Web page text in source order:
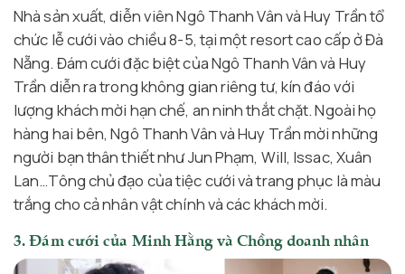
Nhà sản xuất, diễn viên Ngô Thanh Vân và Huy Trần tổ
chức lễ cưới vào chiều 8-5, tại một resort cao cấp ở Đà
Nẵng. Đám cưới đặc biệt của Ngô Thanh Vân và Huy
Trần diễn ra trong không gian riêng tư, kín đáo với
lượng khách mời hạn chế, an ninh thắt chặt. Ngoài họ
hàng hai bên, Ngô Thanh Vân và Huy Trần mời những
người bạn thân thiết như Jun Phạm, Will, Issac, Xuân
Lan…Tông chủ đạo của tiệc cưới và trang phục là màu
trắng cho cả nhân vật chính và các khách mời.
3. Đám cưới của Minh Hằng và Chồng doanh nhân